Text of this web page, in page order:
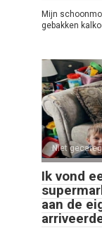
Mijn
gebakken
Niet
Ik vond
aan de